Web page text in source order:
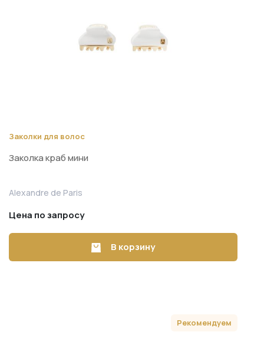
Заколки для волос
Заколка краб мини
Alexandre de Paris
Цена по запросу
В корзину
Рекомендуем